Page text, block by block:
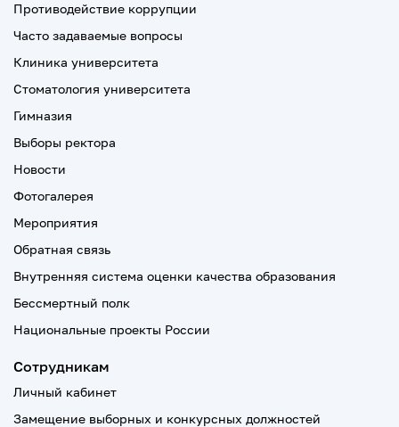
Противодействие коррупции
Часто задаваемые вопросы
Клиника университета
Стоматология университета
Гимназия
Выборы ректора
Новости
Фотогалерея
Мероприятия
Обратная связь
Внутренняя система оценки качества образования
Бессмертный полк
Национальные проекты России
Сотрудникам
Личный кабинет
Замещение выборных и конкурсных должностей